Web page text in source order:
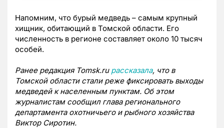
Напомним, что бурый медведь – самым крупный
хищник, обитающий в Томской области. Его
численность в регионе составляет около 10 тысяч
особей.
Ранее редакция Tomsk.ru рассказала, что в
Томской области стали реже фиксировать выходы
медведей к населенным пунктам. Об этом
журналистам сообщил глава регионального
департамента охотничьего и рыбного хозяйства
Виктор Сиротин.